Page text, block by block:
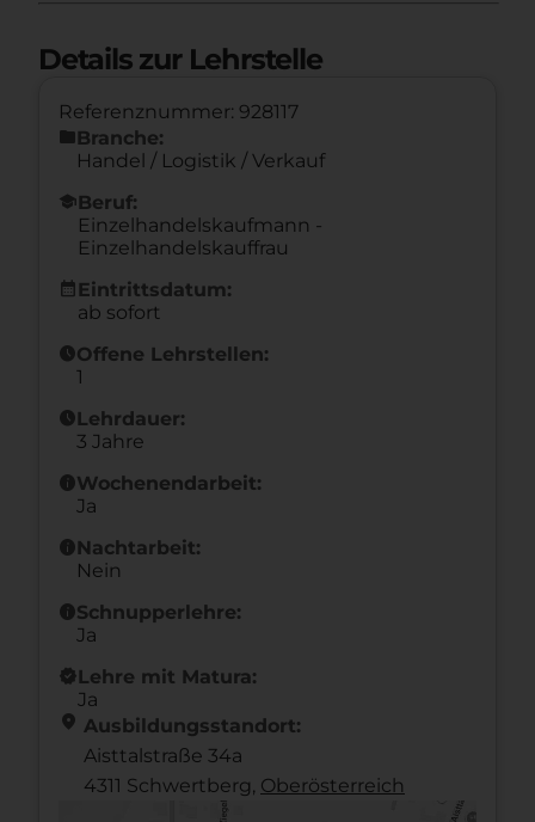
Details zur Lehrstelle
Referenznummer: 928117
folderBranche:
Handel / Logistik / Verkauf
schoolBeruf:
Einzelhandelskaufmann -
Einzelhandelskauffrau
calendar_month Eintrittsdatum:
ab sofort
scheduleOffene Lehrstellen:
1
scheduleLehrdauer:
3 Jahre
infoWochenendarbeit:
Ja
infoNachtarbeit:
Nein
infoSchnupperlehre:
Ja
new_releasesLehre mit Matura:
Ja
location_on Ausbildungsstandort:
Aisttalstraße 34a
4311 Schwertberg, Ober­österreich